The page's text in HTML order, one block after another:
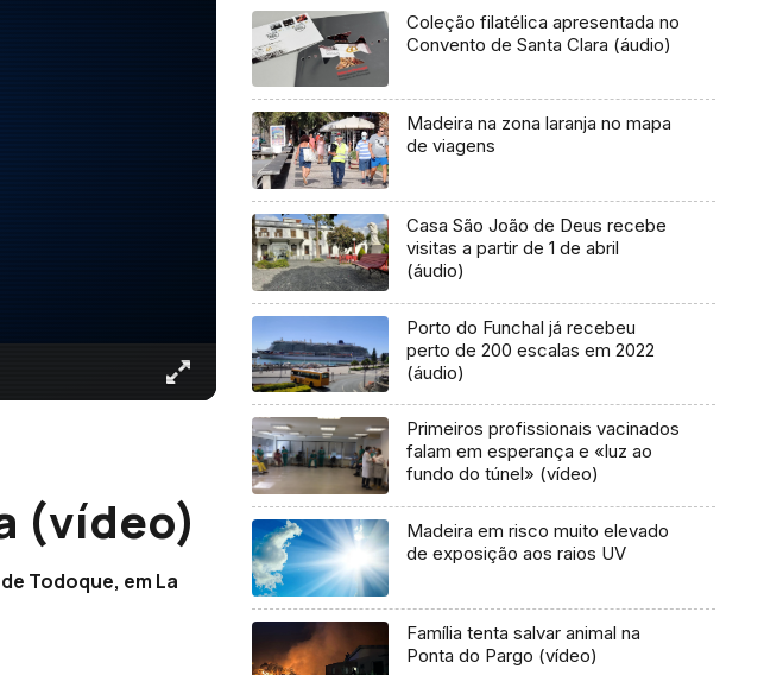
(vídeo)
Todoque, em La
Coleção filatélica apresentada no
Convento de Santa Clara (áudio)
Madeira na zona laranja no mapa
de viagens
Casa São João de Deus recebe
visitas a partir de 1 de abril
(áudio)
Porto do Funchal já recebeu
perto de 200 escalas em 2022
(áudio)
Primeiros profissionais vacinados
falam em esperança e «luz ao
fundo do túnel» (vídeo)
Madeira em risco muito elevado
de exposição aos raios UV
Família tenta salvar animal na
Ponta do Pargo (vídeo)